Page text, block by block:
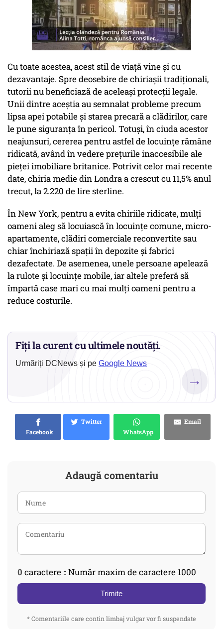
Cu toate acestea, acest stil de viață vine și cu
dezavantaje. Spre deosebire de chiriașii tradiționali,
tutorii nu beneficiază de aceleași protecții legale.
Unii dintre aceștia au semnalat probleme precum
lipsa apei potabile și starea precară a clădirilor, care
le pune siguranța în pericol. Totuși, în ciuda acestor
neajunsuri, cererea pentru astfel de locuințe rămâne
ridicată, având în vedere prețurile inaccesibile ale
pieței imobiliare britanice. Potrivit celor mai recente
date, chiria medie din Londra a crescut cu 11,5% anul
trecut, la 2.220 de lire sterline.
În New York, pentru a evita chiriile ridicate, mulți
oameni aleg să locuiască în locuințe comune, micro-
apartamente, clădiri comerciale reconvertite sau
chiar închiriază spații în depozite și fabrici
dezafectate. De asemenea, unele persoane apelează
la rulote și locuințe mobile, iar altele preferă să
împartă case mari cu mai mulți oameni pentru a
reduce costurile.
Fiți la curent cu ultimele noutăți.
Urmăriți DCNews și pe Google News
→
Facebook
Twitter
WhatsApp
Email
Adaugă comentariu
0 caractere :: Număr maxim de caractere 1000
Trimite
* Comentariile care contin limbaj vulgar vor fi suspendate